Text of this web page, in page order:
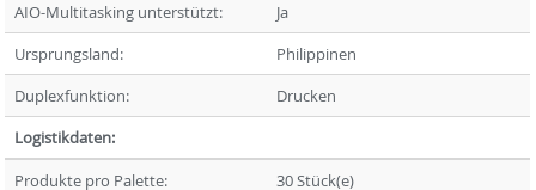
AIO-Multitasking unterstützt:
Ja
Ursprungsland:
Philippinen
Duplexfunktion:
Drucken
Logistikdaten:
Produkte pro Palette:
30 Stück(e)